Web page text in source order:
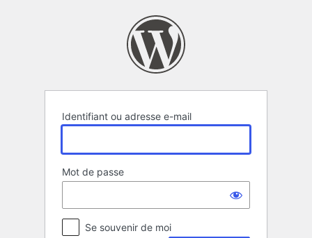
Identifiant ou adresse e-mail
Mot de passe
Se souvenir de moi